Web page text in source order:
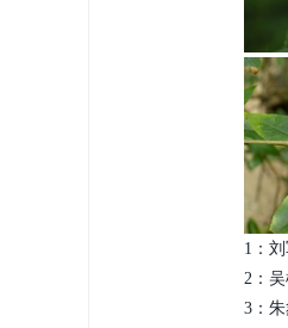
1：
2：
3：